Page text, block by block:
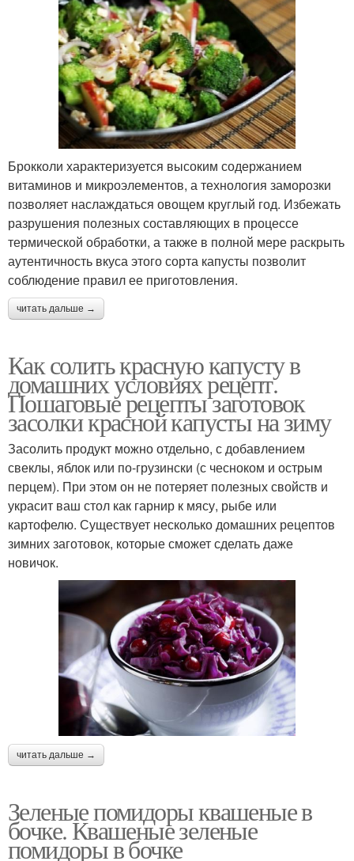
Брокколи характеризуется высоким содержанием
витаминов и микроэлементов, а технология заморозки
позволяет наслаждаться овощем круглый год. Избежать
разрушения полезных составляющих в процессе
термической обработки, а также в полной мере раскрыть
аутентичность вкуса этого сорта капусты позволит
соблюдение правил ее приготовления.
читать дальше →
Как солить красную капусту в
домашних условиях рецепт.
Пошаговые рецепты заготовок
засолки красной капусты на зиму
Засолить продукт можно отдельно, с добавлением
свеклы, яблок или по-грузински (с чесноком и острым
перцем). При этом он не потеряет полезных свойств и
украсит ваш стол как гарнир к мясу, рыбе или
картофелю. Существует несколько домашних рецептов
зимних заготовок, которые сможет сделать даже
новичок.
читать дальше →
Зеленые помидоры квашеные в
бочке. Квашеные зеленые
помидоры в бочке